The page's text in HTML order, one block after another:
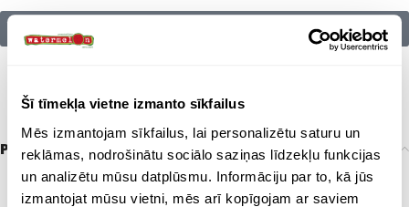
Šī tīmekļa vietne izmanto sīkfailus
Mēs izmantojam sīkfailus, lai personalizētu saturu un
reklāmas, nodrošinātu sociālo saziņas līdzekļu funkcijas
un analizētu mūsu datplūsmu. Informāciju par to, kā jūs
izmantojat mūsu vietni, mēs arī kopīgojam ar saviem
Papildu informācija
KRĀSA
Caurspīdīgs,Dabisks